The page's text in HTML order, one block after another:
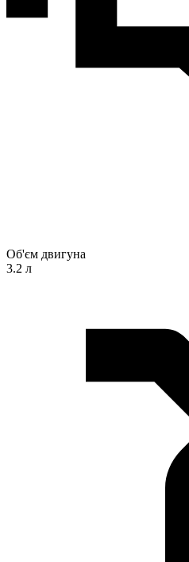
Об'єм двигуна
3.2 л